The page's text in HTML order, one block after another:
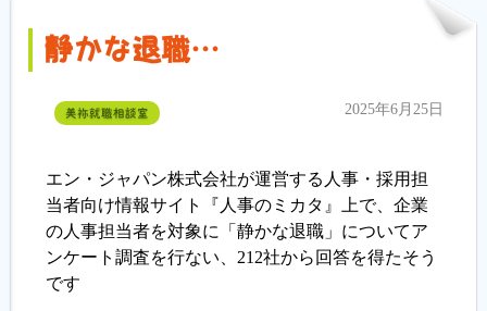
静かな退職…
美祢就職相談室 2025年6月25日
エン・ジャパン株式会社が運営する人事・採用担
当者向け情報サイト『人事のミカタ』上で、企業
の人事担当者を対象に「静かな退職」についてア
ンケート調査を行ない、212社から回答を得たそう
です